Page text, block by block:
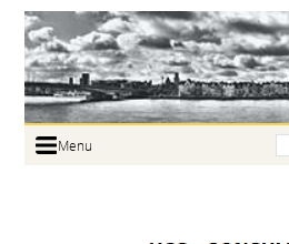
Menu